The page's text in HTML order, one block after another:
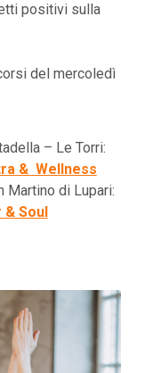
positivi sulla
del mercoledì
– Le Torri:
& Wellness
Martino di Lupari:
& Soul